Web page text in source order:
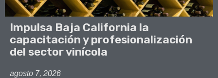
Impulsa Baja California la
capacitación y profesionalización
del sector vinícola
agosto 7, 2026